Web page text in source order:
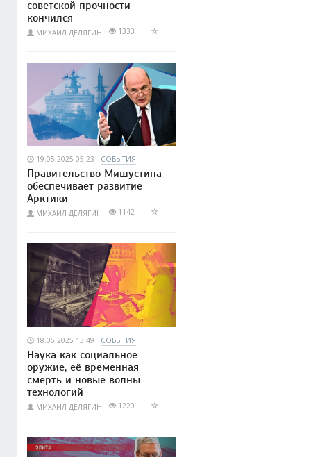
советской прочности
кончился
МИХАИЛ ДЕЛЯГИН 1333
19.05.2025 05:23 СОБЫТИЯ
Правительство Мишустина
обеспечивает развитие
Арктики
МИХАИЛ ДЕЛЯГИН 1142
18.05.2025 13:49 СОБЫТИЯ
Наука как социальное
оружие, её временная
смерть и новые волны
технологий
МИХАИЛ ДЕЛЯГИН 1220